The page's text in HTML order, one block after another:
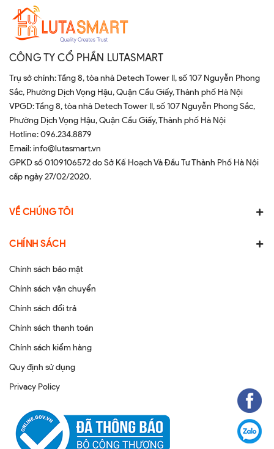
CÔNG TY CỔ PHẦN LUTASMART
Trụ sở chính: Tầng 8, tòa nhà Detech Tower II, số 107 Nguyễn Phong
Sắc, Phường Dịch Vọng Hậu, Quận Cầu Giấy, Thành phố Hà Nội
VPGD: Tầng 8, tòa nhà Detech Tower II, số 107 Nguyễn Phong Sắc,
Phường Dịch Vọng Hậu, Quận Cầu Giấy, Thành phố Hà Nội
Hotline:096.234.8879
Email:info@lutasmart.vn
GPKD số 0109106572 do Sở Kế Hoạch Và Đầu Tư Thành Phố Hà Nội
cấp ngày 27/02/2020.
VỀ CHÚNG TÔI
CHÍNH SÁCH
Chính sách bảo mật
Chính sách vận chuyển
Chính sách đổi trả
Chính sách thanh toán
Chính sách kiểm hàng
Quy định sử dụng
Privacy Policy